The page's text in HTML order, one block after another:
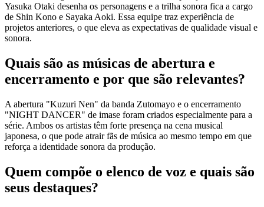
Yasuka Otaki desenha os personagens e a trilha sonora fica a cargo
de Shin Kono e Sayaka Aoki. Essa equipe traz experiência de
projetos anteriores, o que eleva as expectativas de qualidade visual e
sonora.
Quais são as músicas de abertura e
encerramento e por que são relevantes?
A abertura "Kuzuri Nen" da banda Zutomayo e o encerramento
"NIGHT DANCER" de imase foram criados especialmente para a
série. Ambos os artistas têm forte presença na cena musical
japonesa, o que pode atrair fãs de música ao mesmo tempo em que
reforça a identidade sonora da produção.
Quem compõe o elenco de voz e quais são
seus destaques?